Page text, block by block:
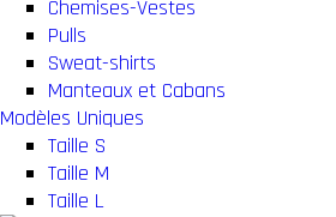
Chemises-Vestes
Pulls
Sweat-shirts
Manteaux et Cabans
Modèles Uniques
Taille S
Taille M
Taille L